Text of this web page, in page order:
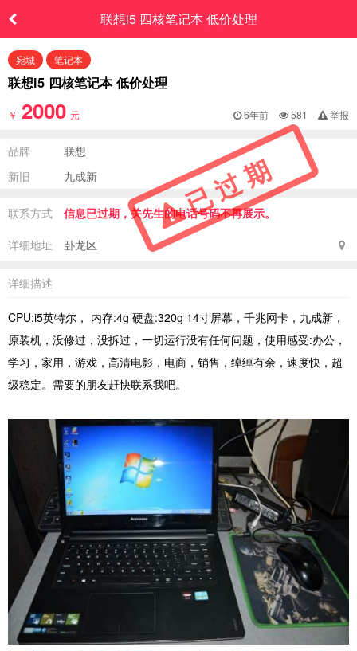
联想i5 四核笔记本 低价处理
已过期
宛城 笔记本
联想i5 四核笔记本 低价处理
￥ 2000 元 6年前 581 举报
品牌
联想
新旧
九成新
联系方式
信息已过期，关先生的电话号码不再展示。
详细地址
卧龙区
详细描述
CPU:i5英特尔， 内存:4g 硬盘:320g 14寸屏幕，千兆网卡，九成新，
原装机，没修过，没拆过，一切运行没有任何问题，使用感受:办公，
学习，家用，游戏，高清电影，电商，销售，绰绰有余，速度快，超
级稳定。需要的朋友赶快联系我吧。